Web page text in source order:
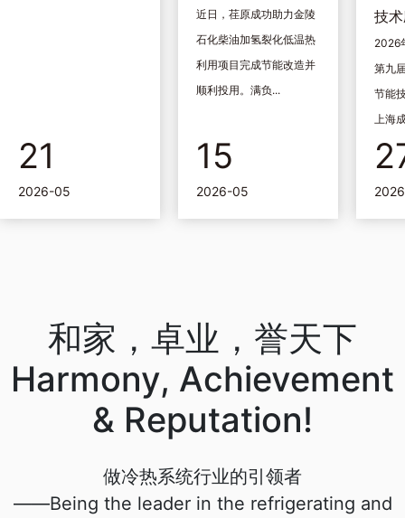
21
2026-05
近日，荏原成功助力金陵
石化柴油加氢裂化低温热
利用项目完成节能改造并
顺利投用。满负...
15
2026-05
技
2026
第九
节能
上海
和家，卓业，誉天下
Harmony, Achievement
& Reputation!
做冷热系统行业的引领者
——Being the leader in the refrigerating and